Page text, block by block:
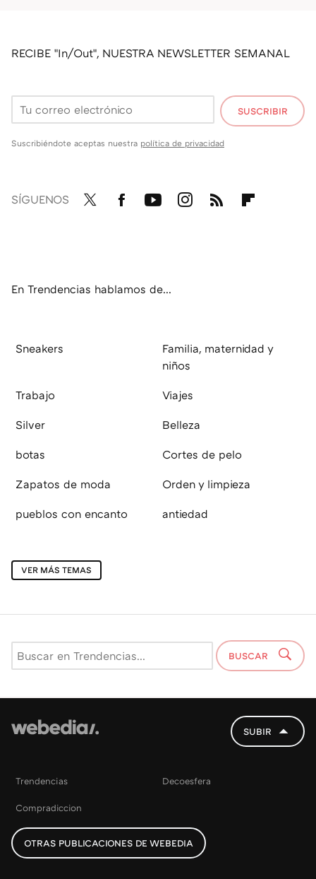
RECIBE "In/Out", NUESTRA NEWSLETTER SEMANAL
SUSCRIBIR
Suscribiéndote aceptas nuestra política de privacidad
SÍGUENOS
En Trendencias hablamos de...
Sneakers
Familia, maternidad y
niños
Trabajo Viajes
Silver Belleza
botas Cortes de pelo
Zapatos de moda Orden y limpieza
pueblos con encanto antiedad
VER MÁS TEMAS
BUSCAR
SUBIR
Trendencias Decoesfera
Compradiccion
OTRAS PUBLICACIONES DE WEBEDIA